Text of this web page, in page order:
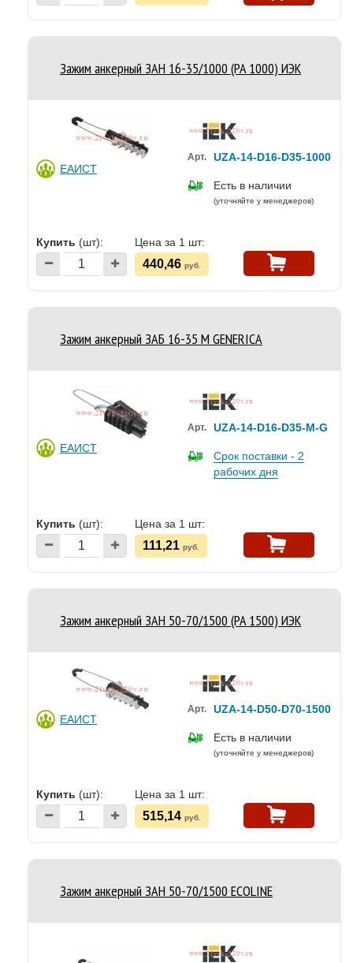
Зажим анкерный ЗАН 16-35/1000 (PA 1000) ИЭК
ЕАИСТ
Арт. UZA-14-D16-D35-1000
Есть в наличии
(уточняйте у менеджеров)
Купить (шт): Цена за 1 шт:
440,46 руб.
Зажим анкерный ЗАБ 16-35 М GENERICA
ЕАИСТ
Арт. UZA-14-D16-D35-M-G
Срок поставки - 2
рабочих дня
Купить (шт): Цена за 1 шт:
111,21 руб.
Зажим анкерный ЗАН 50-70/1500 (PA 1500) ИЭК
ЕАИСТ
Арт. UZA-14-D50-D70-1500
Есть в наличии
(уточняйте у менеджеров)
Купить (шт): Цена за 1 шт:
515,14 руб.
Зажим анкерный ЗАН 50-70/1500 ECOLINE